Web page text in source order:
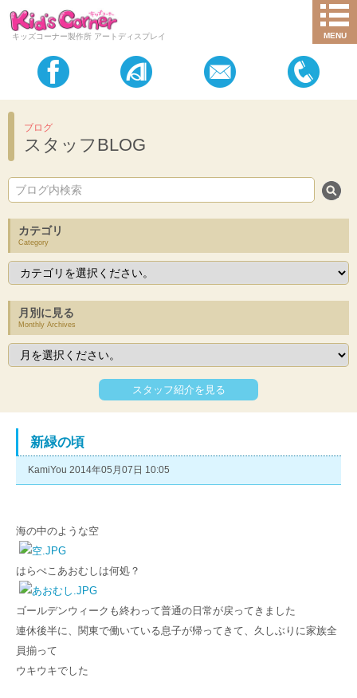
キッズコーナー製作所 アートディスプレイ MENU
ブログ
スタッフBLOG
カテゴリ
Category
月別に見る
Monthly Archives
スタッフ紹介を見る
新緑の頃
KamiYou 2014年05月07日 10:05
海の中のような空
はらぺこあおむしは何処？
ゴールデンウィークも終わって普通の日常が戻ってきました
連休後半に、関東で働いている息子が帰ってきて、久しぶりに家族全
員揃って
ウキウキでした